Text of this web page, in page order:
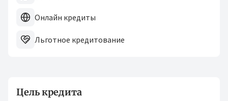
Онлайн кредиты
Льготное кредитование
Цель кредита